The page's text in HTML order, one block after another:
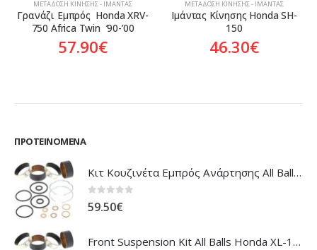
ΜΕΤΆΔΟΣΗ ΚΊΝΗΣΗΣ - ΙΜΆΝΤΑΣ
Ιμάντας Κίνησης Honda SH-
150
46.30€
ΜΕΤΆΔΟΣΗ ΚΊΝΗΣΗΣ - ΙΜΆΝΤΑΣ
Σιαγώνες Φυγοκεντρικού
Honda ANF-125 Innova
47.99€
ΠΡΟΤΕΙΝΌΜΕΝΑ
Κιτ Κουζινέτα Εμπρός Ανάρτησης All Balls Honda CBR-1100XX Blackbird
0 out of 5
59.50€
Front Suspension Kit All Balls Honda XL-1000V Varadero